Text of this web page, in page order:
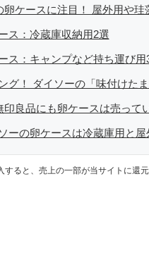
、ネットオークションやフリマアプ
卵ケースに注目！ 屋外用や
ス：冷蔵庫収納用2選
ス：キャンプなど持ち運び用
グ！ ダイソーの「味付けた
印良品にも卵ケースは売って
ーの卵ケースは冷蔵庫用と屋
ると、売上の一部が当サイトに還元